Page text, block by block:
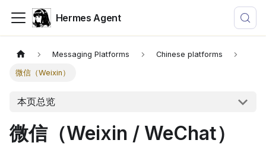
Hermes Agent
Messaging Platforms Chinese platforms
微信（Weixin）
本页总览
微信（Weixin / WeChat）